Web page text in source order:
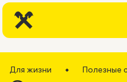
Для жизни Полезные